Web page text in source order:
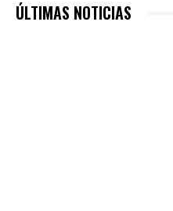
ÚLTIMAS NOTICIAS